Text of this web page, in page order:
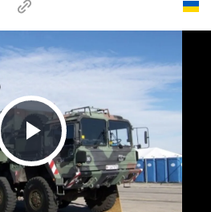
Play Video